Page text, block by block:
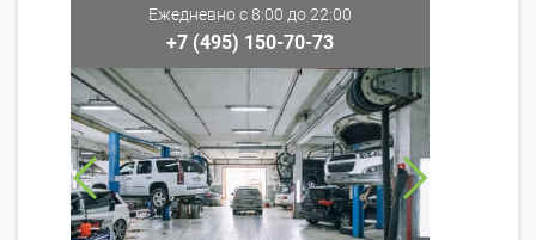
Ежедневно с 8:00 до 22:00
+7 (495) 150-70-73